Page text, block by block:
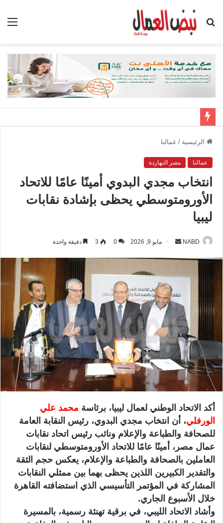
بحث
الرئيسية / عمالنا
عمالنا مصر النهاردة
انتخاب مجدي البدوي أمينًا عامًا للاتحاد
الأورومتوسطي يحظى بإشادة نقابات
ليبيا
NABD
ل
ر
د
ا
ل
و
ن
مايو 9, 2026 0
3 دقيقة واحدة
أكد الاتحاد الوطني لعمال ليبيا، برئاسة محمد علي
الورفلي، أن انتخاب مجدي البدوي، رئيس النقابة العامة
للصحافة والطباعة والإعلام ونائب رئيس اتحاد نقابات
عمال مصر، أمينًا عامًا للاتحاد الأورومتوسطي لنقابات
العاملين بالصحافة والطباعة والإعلام، يعكس حجم الثقة
والتقدير الكبيرين اللذين يحظى بهما بين ممثلي النقابات
المشاركة في المؤتمر التأسيسي الذي استضافته القاهرة
خلال الأسبوع الجاري.
وأشاد الاتحاد الليبي، في برقية تهنئة رسمية، بالمسيرة